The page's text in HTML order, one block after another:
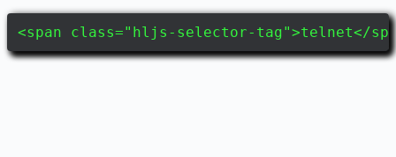
<span class="hljs-selector-tag">telnet</